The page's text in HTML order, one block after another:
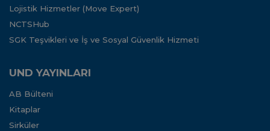
Lojistik Hizmetler (Move Expert)
NCTSHub
SGK Teşvikleri ve İş ve Sosyal Güvenlik Hizmeti
UND YAYINLARI
AB Bülteni
Kitaplar
Sirküler